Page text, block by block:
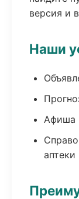
версия и
Наши
Афиша
аптеки